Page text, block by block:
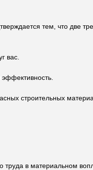
тем, что две
вас.
строительных
труда в материальном